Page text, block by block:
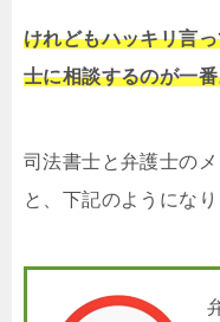
けれどもハッキリ言
士に相談するのが一
司法書士と弁護士の
と、下記のようになり